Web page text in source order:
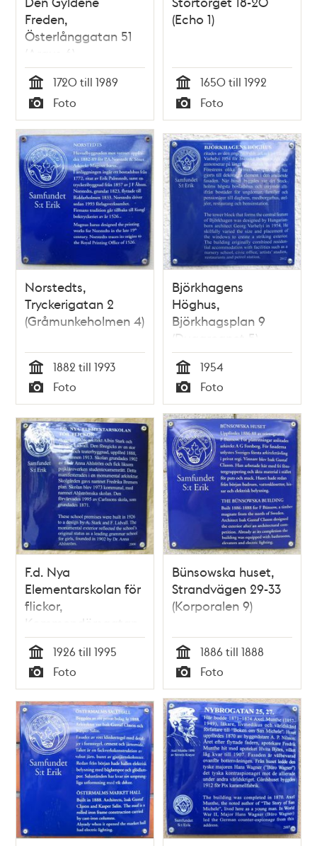
Freden,
Österlånggatan 51
(Argus 6)
Tid
1720 till 1989
Typ
Foto
(Echo 1)
Tid
1650 till 1992
Typ
Foto
Norstedts,
Tryckerigatan 2
(Gråmunkeholmen 4)
Tid
1882 till 1993
Typ
Foto
Björkhagens
Höghus,
Björkhagsplan 9
(Duggregnet 5)
Tid
1954
Typ
Foto
F.d. Nya
Elementarskolan för
flickor,
Kommendörsgatan
31 (Brandvakten 7)
Tid
1926 till 1995
Typ
Foto
Bünsowska huset,
Strandvägen 29-33
(Korporalen 9)
Tid
1886 till 1888
Typ
Foto